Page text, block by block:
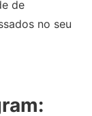
de
no seu